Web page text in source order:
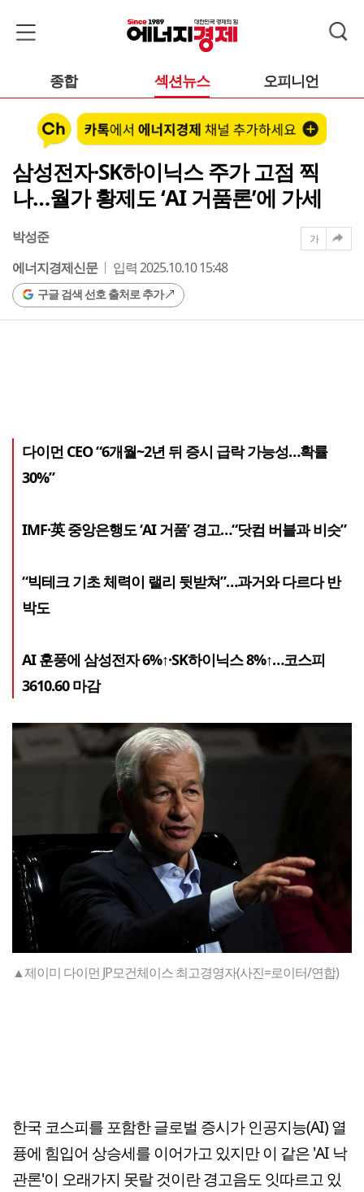
종합 섹션뉴스 오피니언
삼성전자·SK하이닉스 주가 고점 찍
나…월가 황제도 ‘AI 거품론’에 가세
박성준
에너지경제신문
입력 2025.10.10 15:48
구글 검색 선호 출처로 추가
가
다이먼 CEO “6개월~2년 뒤 증시 급락 가능성…확률
30%”
IMF·英 중앙은행도 ‘AI 거품’ 경고…“닷컴 버블과 비슷”
“빅테크 기초 체력이 랠리 뒷받쳐”…과거와 다르다 반
박도
AI 훈풍에 삼성전자 6%↑·SK하이닉스 8%↑…코스피
3610.60 마감
▲제이미 다이먼 JP모건체이스 최고경영자(사진=로이터/연합)
한국 코스피를 포함한 글로벌 증시가 인공지능(AI) 열
퓽에 힘입어 상승세를 이어가고 있지만 이 같은 'AI 낙
관론'이 오래가지 못랄 것이란 경고음도 잇따르고 있